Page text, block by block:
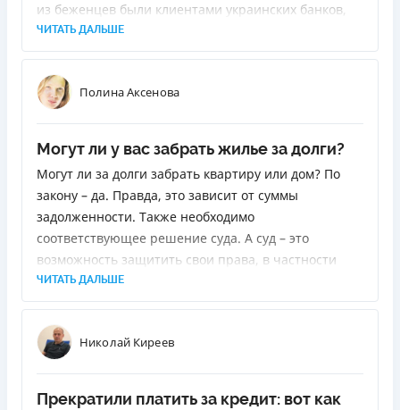
из беженцев были клиентами украинских банков,
имели оформленные кредиты или пользовались
кредитными картами. Оказавшись за границей,
они столкнулись с проблемой: как погашать
задолженность по имеющимся кредитам?
ЧИТАТЬ ДАЛЬШЕ
Полина Аксенова
Могут ли у вас забрать жилье за долги?
Могут ли за долги забрать квартиру или дом? По
закону – да. Правда, это зависит от суммы
задолженности. Также необходимо
соответствующее решение суда. А суд – это
возможность защитить свои права, в частности
право на жилье.
ЧИТАТЬ ДАЛЬШЕ
Николай Киреев
Прекратили платить за кредит: вот как